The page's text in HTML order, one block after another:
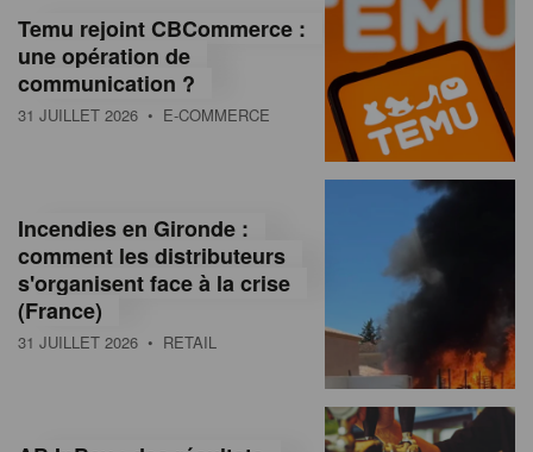
M
a
g
n
e
Temu rejoint CBCommerce :
une opération de
communication ?
31 JUILLET 2026 • E-COMMERCE
Incendies en Gironde :
comment les distributeurs
s'organisent face à la crise
(France)
31 JUILLET 2026 • RETAIL